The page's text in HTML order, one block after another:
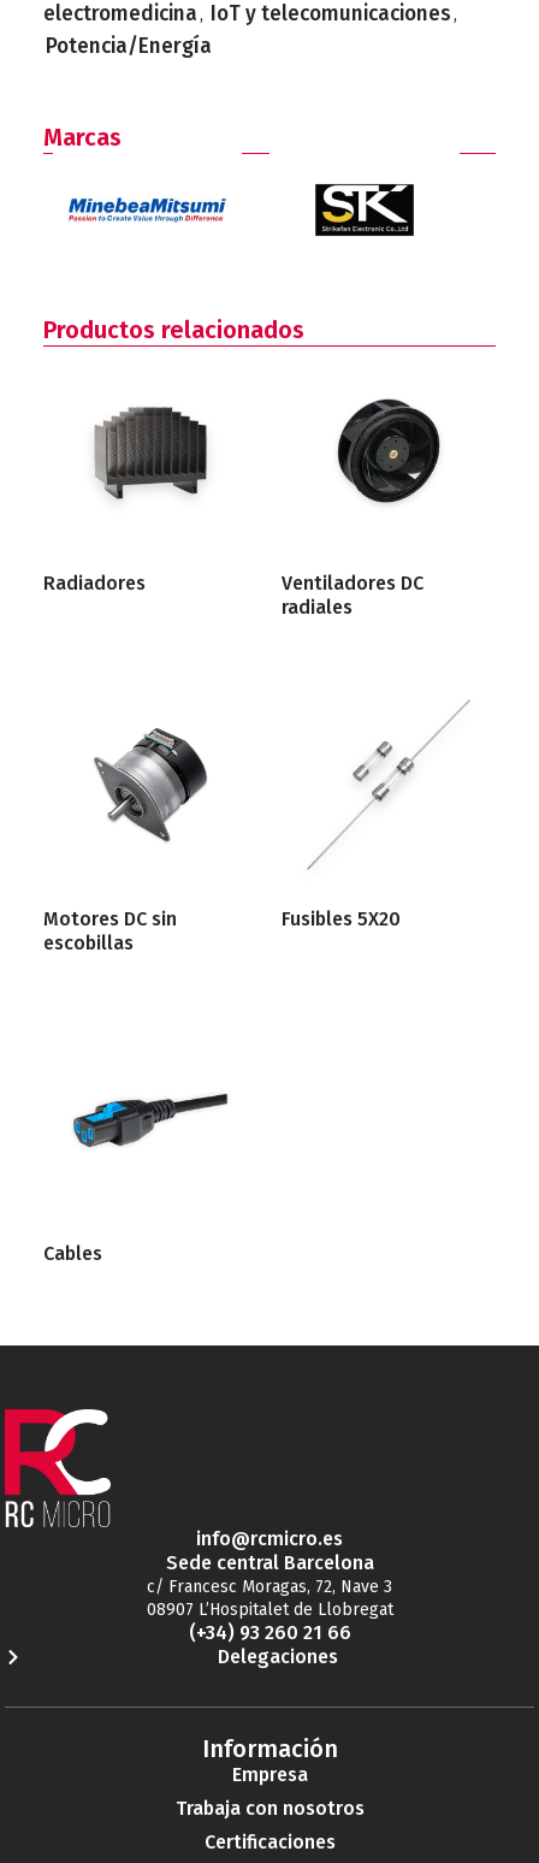
electromedicina, IoT y telecomunicaciones,
Potencia/Energía
Marcas
Productos relacionados
Radiadores
Ventiladores DC
radiales
Motores DC sin
escobillas
Fusibles 5X20
Cables
info@rcmicro.es
Sede central Barcelona
c/ Francesc Moragas, 72, Nave 3
08907 L’Hospitalet de Llobregat
(+34) 93 260 21 66
Delegaciones
Información
Empresa
Trabaja con nosotros
Certificaciones